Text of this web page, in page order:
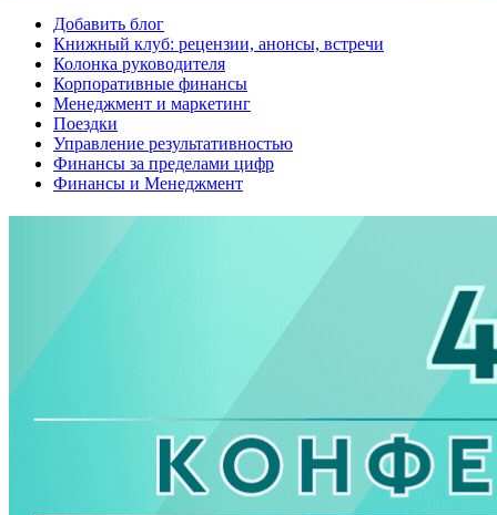
Добавить блог
Книжный клуб: рецензии, анонсы, встречи
Колонка руководителя
Корпоративные финансы
Менеджмент и маркетинг
Поездки
Управление результативностью
Финансы за пределами цифр
Финансы и Менеджмент